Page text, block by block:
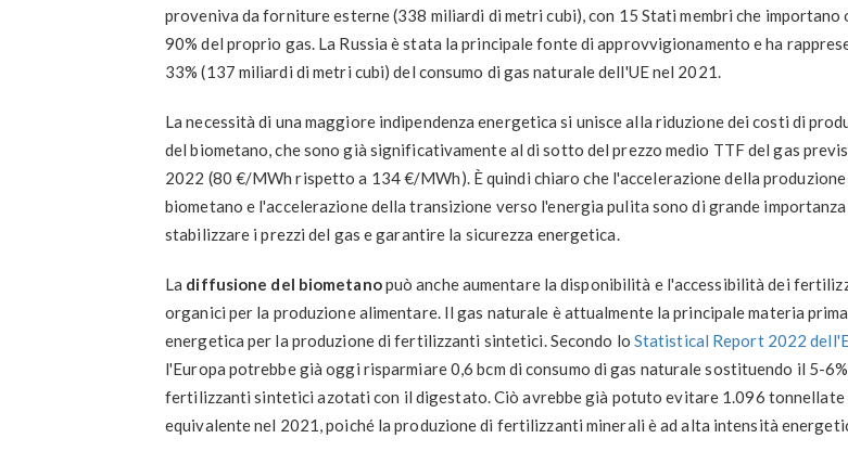
proveniva da forniture esterne (338 miliardi di metri cubi), con 15 Stati membri che importano
90% del proprio gas. La Russia è stata la principale fonte di approvvigionamento e ha
33% (137 miliardi di metri cubi) del consumo di gas naturale dell'UE nel 2021.
La necessità di una maggiore indipendenza energetica si unisce alla riduzione dei costi di
del biometano, che sono già significativamente al di sotto del prezzo medio TTF del gas
2022 (80 €/MWh rispetto a 134 €/MWh). È quindi chiaro che l'accelerazione della produzione
biometano e l'accelerazione della transizione verso l'energia pulita sono di grande
stabilizzare i prezzi del gas e garantire la sicurezza energetica.
La diffusione del biometanopuò anche aumentare la disponibilità e l'accessibilità dei
organici per la produzione alimentare. Il gas naturale è attualmente la principale materia
energetica per la produzione di fertilizzanti sintetici. Secondo lo Statistical Report 2022
l'Europa potrebbe già oggi risparmiare 0,6 bcm di consumo di gas naturale sostituendo il 5-
fertilizzanti sintetici azotati con il digestato. Ciò avrebbe già potuto evitare 1.096 tonnellate
equivalente nel 2021, poiché la produzione di fertilizzanti minerali è ad alta intensità